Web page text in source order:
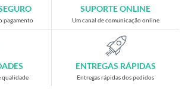
pagamento
SUPORTE ONLINE
Um canal de comunicação online
qualidade
ENTREGAS RÁPIDAS
Entregas rápidas dos pedidos